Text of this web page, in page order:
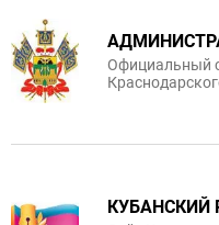
Официальный
КУБАНСКИЙ